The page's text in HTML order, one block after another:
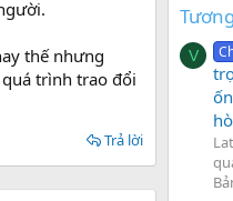
thế nhưng
trình trao đổi
Trả lời
V